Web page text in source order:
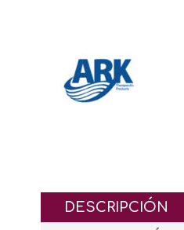
DESCRIPCIÓN